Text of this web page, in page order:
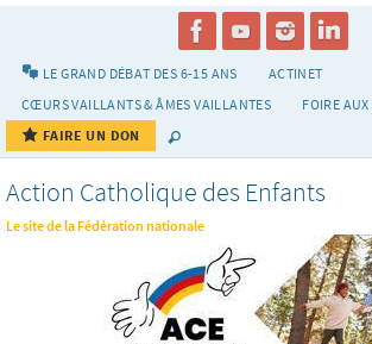
LE GRAND DÉBAT DES 6-15 ANS
ACTINET
CŒURS VAILLANTS & ÂMES VAILLANTES
FOIRE
FAIRE UN DON
Action Catholique des Enfants
Le site de la Fédération nationale